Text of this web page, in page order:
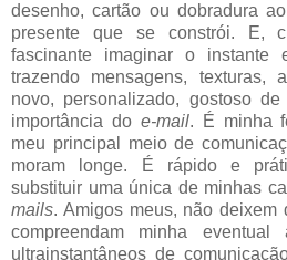
desenho, cartão ou dobradura
presente que se constrói. E,
fascinante imaginar o instante
trazendo mensagens, texturas,
novo, personalizado, gostoso
importância do e-mail. É minha
meu principal meio de
moram longe. É rápido e
substituir uma única de minhas
mails. Amigos meus, não deixem
compreendam minha eventual
ultrainstantâneos de